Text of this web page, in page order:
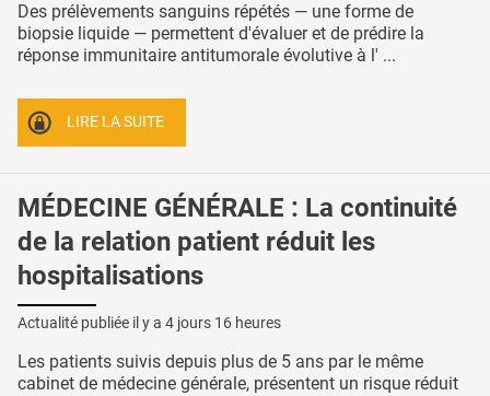
Des prélèvements sanguins répétés — une forme de
biopsie liquide — permettent d'évaluer et de prédire la
réponse immunitaire antitumorale évolutive à l' ...
LIRE LA SUITE
MÉDECINE GÉNÉRALE : La continuité
de la relation patient réduit les
hospitalisations
Actualité publiée il y a 4 jours 16 heures
Les patients suivis depuis plus de 5 ans par le même
cabinet de médecine générale, présentent un risque réduit